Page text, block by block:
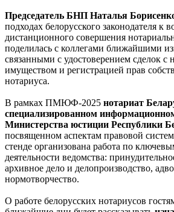
Председатель БНП Наталья
подходах белорусского законодателя к
дистанционного совершения
поделилась с коллегами ближайшими
связанными с удостоверением сделок
имуществом и регистрацией прав
нотариуса.
В рамках ПМЮФ-2025 нотариат
специализированном
Министерства юстиции Республики
посвященном аспектам правовой
стенде организована работа по
деятельности ведомства:
архивное дело и делопроизводство,
нормотворчество.
О работе белорусских нотариусов